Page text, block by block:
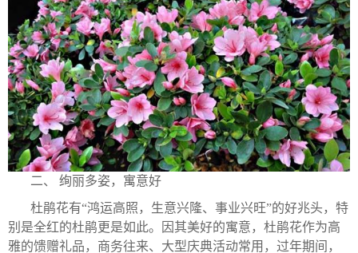
二、 绚丽多姿，寓意好
杜鹃花有“鸿运高照，生意兴隆、事业兴旺”的好兆头，特
别是全红的杜鹃更是如此。因其美好的寓意，杜鹃花作为高
雅的馈赠礼品，商务往来、大型庆典活动常用，过年期间，